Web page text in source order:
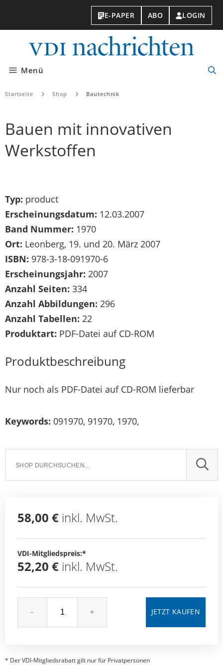
E-PAPER ABO LOGIN
Menü
Startseite Shop Bautechnik
Bauen mit innovativen
Werkstoffen
Typ: product
Erscheinungsdatum: 12.03.2007
Band Nummer: 1970
Ort: Leonberg, 19. und 20. März 2007
ISBN: 978-3-18-091970-6
Erscheinungsjahr: 2007
Anzahl Seiten: 334
Anzahl Abbildungen: 296
Anzahl Tabellen: 22
Produktart: PDF-Datei auf CD-ROM
Produktbeschreibung
Nur noch als PDF-Datei auf CD-ROM lieferbar
Keywords: 091970, 91970, 1970,
58,00 € inkl. MwSt.
VDI-Mitgliedspreis:*
52,20 € inkl. MwSt.
- +
* Der VDI-Mitgliedsrabatt gilt nur für Privatpersonen